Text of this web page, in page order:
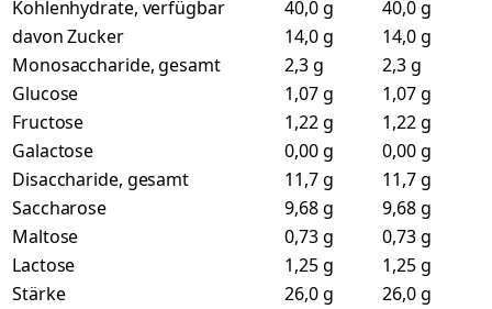
Kohlenhydrate, verfügbar
40,0 g
40,0 g
davon Zucker
14,0 g
14,0 g
Monosaccharide, gesamt
2,3 g
2,3 g
Glucose
1,07 g
1,07 g
Fructose
1,22 g
1,22 g
Galactose
0,00 g
0,00 g
Disaccharide, gesamt
11,7 g
11,7 g
Saccharose
9,68 g
9,68 g
Maltose
0,73 g
0,73 g
Lactose
1,25 g
1,25 g
Stärke
26,0 g
26,0 g